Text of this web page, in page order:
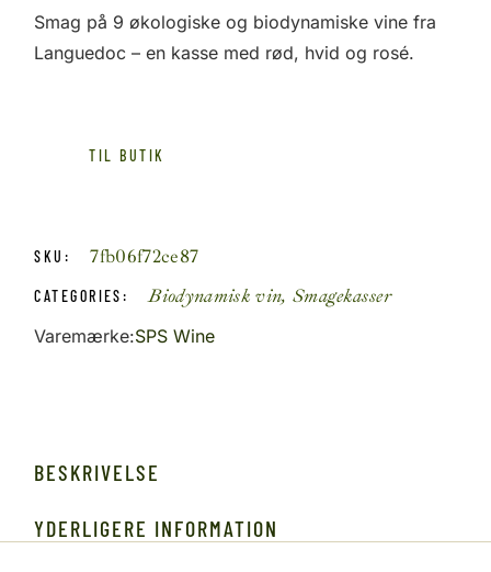
pris
var:
pris
er:
Smag på 9 økologiske og biodynamiske vine fra
Languedoc – en kasse med rød, hvid og rosé.
TIL BUTIK
SKU: 7fb06f72ce87
CATEGORIES: Biodynamisk vin,Smagekasser
Varemærke:SPS Wine
BESKRIVELSE
YDERLIGERE INFORMATION